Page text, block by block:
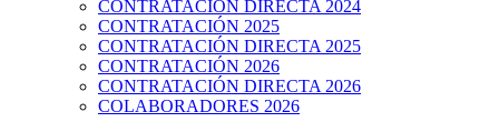
CONTRATACIÓN DIRECTA 2024
CONTRATACIÓN 2025
CONTRATACIÓN DIRECTA 2025
CONTRATACIÓN 2026
CONTRATACIÓN DIRECTA 2026
COLABORADORES 2026